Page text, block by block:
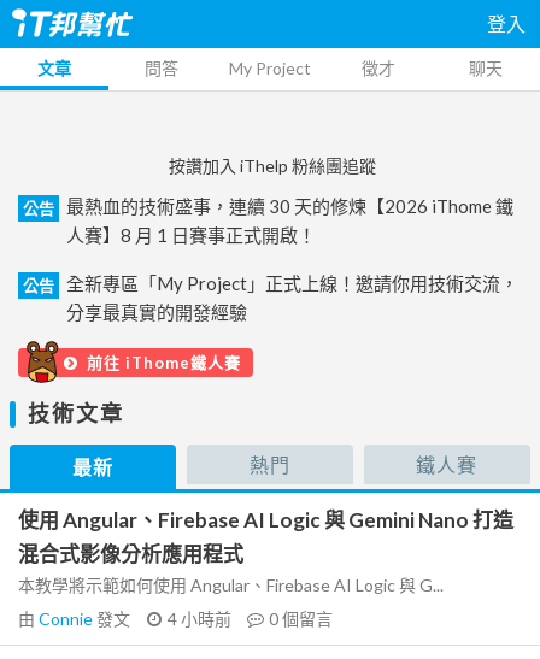
登入
文章 問答 My Project 徵才 聊天
按讚加入 iThelp 粉絲團追蹤
公告
最熱血的技術盛事，連續 30 天的修煉【2026 iThome 鐵
人賽】8 月 1 日賽事正式開啟！
公告
全新專區「My Project」正式上線！邀請你用技術交流，
分享最真實的開發經驗
前往 iThome鐵人賽
技術文章
最新 熱門 鐵人賽
使用 Angular、Firebase AI Logic 與 Gemini Nano 打造
混合式影像分析應用程式
本教學將示範如何使用 Angular、Firebase AI Logic 與 G...
由 Connie發文 4 小時前 0個留言